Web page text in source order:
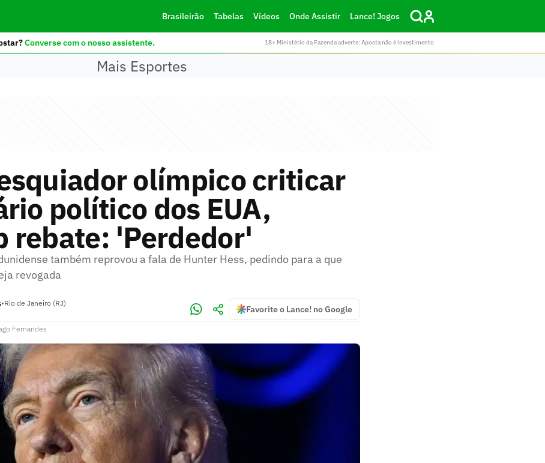
Brasileirão Tabelas Vídeos Onde Assistir Lance! Jogos
Converse com o nosso assistente. 18+ Ministério da Fazenda adverte: Aposta não é investimento
Mais Esportes
olímpico criticar
político dos EUA,
rebate: 'Perdedor'
também reprovou a fala de Hunter Hess, pedindo para a que
revogada
•Rio de Janeiro (RJ)
Favorite o Lance! no Google
Fernandes